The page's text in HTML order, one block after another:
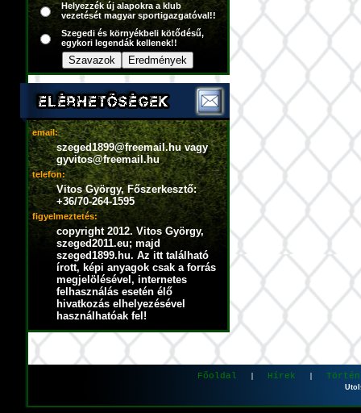
Helyezzék új alapokra a klub
vezetését magyar sportigazgatóval!!
Szegedi és környékbeli kötődésű,
egykori legendák kellenek!!
email:
szeged1899@freemail.hu vagy
gyvitos@freemail.hu
telefon:
Vitos György, Főszerkesztő:
+36/70-264-1595
figyelmeztetés:
copyright 2012. Vitos György,
szeged2011.eu; majd
szeged1899.hu. Az itt található
írott, képi anyagok csak a forrás
megjelölésével, internetes
felhasználás esetén élő
hivatkozás elhelyezésével
használhatóak fel!
Főoldal Hírek